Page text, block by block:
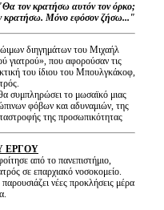
τον κρατήσω αυτόν τον όρκο;
κρατήσω. Μόνο εφόσον ζήσω..."
διηγημάτων του Μιχαήλ
γιατρού», που αφορούσαν τις
του ίδιου του Μπουλγκάκοφ,
συμπληρώσει το μωσαϊκό μιας
φόβων και αδυναμιών, της
της προσωπικότητας
ΕΡΓΟΥ
από το πανεπιστήμιο,
σε επαρχιακό νοσοκομείο.
νέες προκλήσεις μέρα